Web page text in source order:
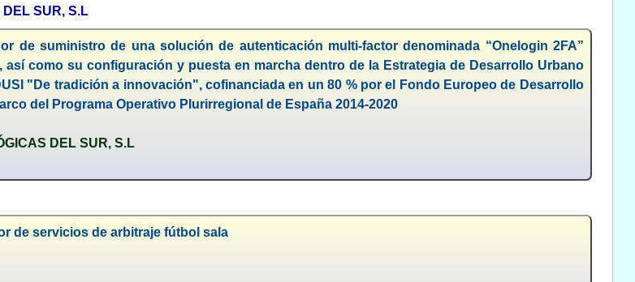
DEL SUR, S.L
de suministro de una solución de autenticación multi-factor denominada “Onelogin 2FA”
así como su configuración y puesta en marcha dentro de la Estrategia de Desarrollo Urbano
"De tradición a innovación", cofinanciada en un 80 % por el Fondo Europeo de Desarrollo
del Programa Operativo Plurirregional de España 2014-2020
DEL SUR, S.L
de servicios de arbitraje fútbol sala